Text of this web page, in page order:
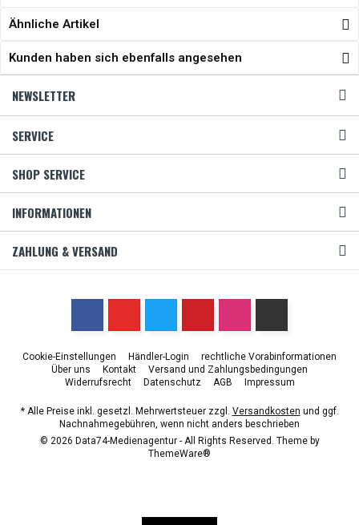
Ähnliche Artikel
Kunden haben sich ebenfalls angesehen
NEWSLETTER
SERVICE
SHOP SERVICE
INFORMATIONEN
ZAHLUNG & VERSAND
Cookie-Einstellungen Händler-Login
rechtliche Vorabinformationen
Über uns
Kontakt
Versand und Zahlungsbedingungen
Widerrufsrecht
Datenschutz AGB Impressum
* Alle Preise inkl. gesetzl. Mehrwertsteuer zzgl. Versandkosten und ggf.
Nachnahmegebühren, wenn nicht anders beschrieben
© 2026 Data74-Medienagentur - All Rights Reserved. Theme by
ThemeWare®